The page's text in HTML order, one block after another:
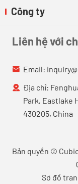
Công ty
Liên hệ với
 Email:
 Địa chỉ:
Park, Eastlake
430205, China
Bản quyền ©
Sơ đồ